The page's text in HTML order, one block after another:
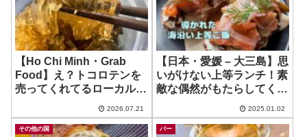
【Ho Chi Minh・Grab
Food】え？トコロテンを
売ってくれてるローカル店
Healthy
2026.07.21
【日本・愛媛 – 大三島】思
いがけない上等ランチ！素
敵な偶然がもたらしてくれ
Bubuka
2025.01.02
その他の国 バー